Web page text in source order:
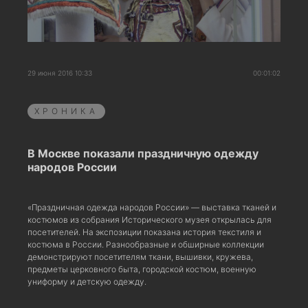
29 июня 2016 10:33 00:01:02
ХРОНИКА
В Москве показали праздничную одежду
народов России
«Праздничная одежда народов России» — выставка тканей и
костюмов из собрания Исторического музея открылась для
посетителей. На экспозиции показана история текстиля и
костюма в России. Разнообразные и обширные коллекции
демонстрируют посетителям ткани, вышивки, кружева,
предметы церковного быта, городской костюм, военную
униформу и детскую одежду.